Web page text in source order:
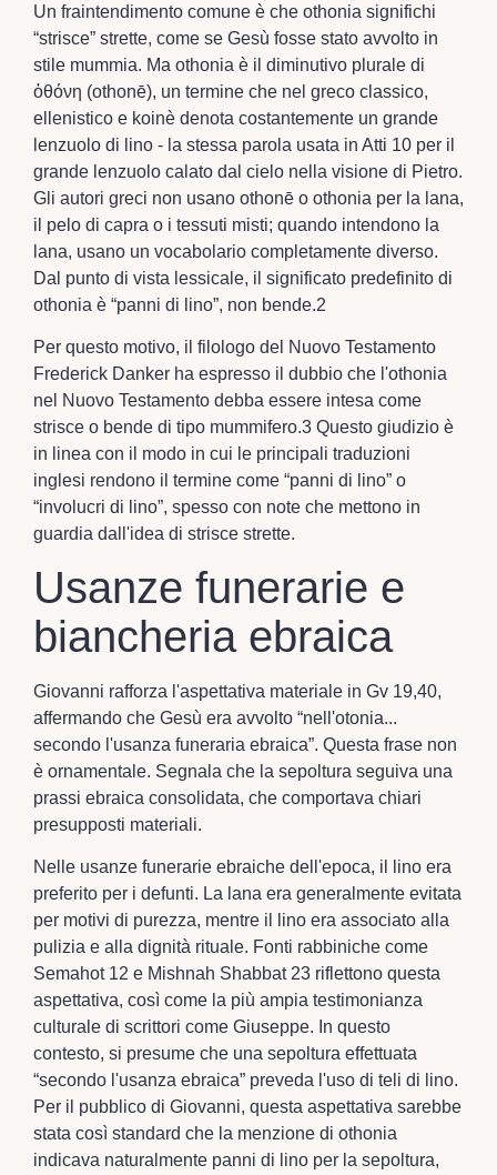
Un fraintendimento comune è che othonia significhi
“strisce” strette, come se Gesù fosse stato avvolto in
stile mummia. Ma othonia è il diminutivo plurale di
ὀθόνη (othonē), un termine che nel greco classico,
ellenistico e koinè denota costantemente un grande
lenzuolo di lino - la stessa parola usata in Atti 10 per il
grande lenzuolo calato dal cielo nella visione di Pietro.
Gli autori greci non usano othonē o othonia per la lana,
il pelo di capra o i tessuti misti; quando intendono la
lana, usano un vocabolario completamente diverso.
Dal punto di vista lessicale, il significato predefinito di
othonia è “panni di lino”, non bende.2
Per questo motivo, il filologo del Nuovo Testamento
Frederick Danker ha espresso il dubbio che l'othonia
nel Nuovo Testamento debba essere intesa come
strisce o bende di tipo mummifero.3 Questo giudizio è
in linea con il modo in cui le principali traduzioni
inglesi rendono il termine come “panni di lino” o
“involucri di lino”, spesso con note che mettono in
guardia dall'idea di strisce strette.
Usanze funerarie e
biancheria ebraica
Giovanni rafforza l'aspettativa materiale in Gv 19,40,
affermando che Gesù era avvolto “nell'otonia...
secondo l'usanza funeraria ebraica”. Questa frase non
è ornamentale. Segnala che la sepoltura seguiva una
prassi ebraica consolidata, che comportava chiari
presupposti materiali.
Nelle usanze funerarie ebraiche dell'epoca, il lino era
preferito per i defunti. La lana era generalmente evitata
per motivi di purezza, mentre il lino era associato alla
pulizia e alla dignità rituale. Fonti rabbiniche come
Semahot 12 e Mishnah Shabbat 23 riflettono questa
aspettativa, così come la più ampia testimonianza
culturale di scrittori come Giuseppe. In questo
contesto, si presume che una sepoltura effettuata
“secondo l'usanza ebraica” preveda l'uso di teli di lino.
Per il pubblico di Giovanni, questa aspettativa sarebbe
stata così standard che la menzione di othonia
indicava naturalmente panni di lino per la sepoltura,